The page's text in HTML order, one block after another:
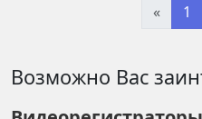
« 1
Возможно Вас